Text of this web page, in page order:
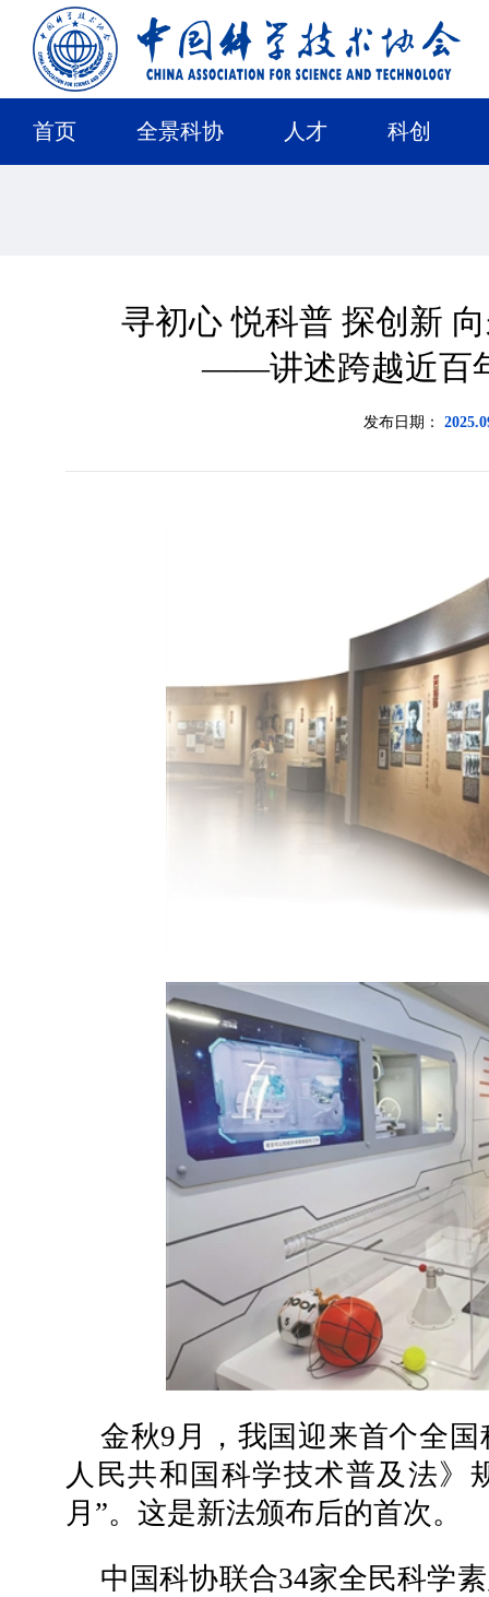
首页 全景科协 人才 科创
寻初心 悦科普 探创新
——讲述跨越近百
发布日期：
金秋9月，我国迎来首个全
人民共和国科学技术普及法》
月”。这是新法颁布后的首次。
中国科协联合34家全民科学